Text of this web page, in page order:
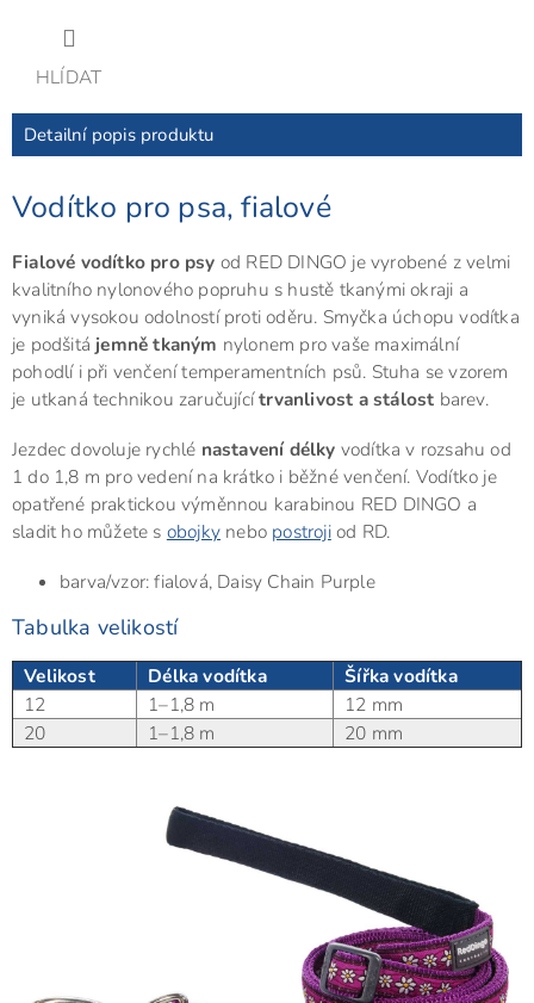
HLÍDAT
Detailní popis produktu
Vodítko pro psa, fialové
Fialové vodítko pro psy od RED DINGO je vyrobené z velmi
kvalitního nylonového popruhu s hustě tkanými okraji a
vyniká vysokou odolností proti oděru. Smyčka úchopu vodítka
je podšitá jemně tkaným nylonem pro vaše maximální
pohodlí i při venčení temperamentních psů. Stuha se vzorem
je utkaná technikou zaručujícítrvanlivost a stálost barev.
Jezdec dovoluje rychlé nastavení délky vodítka v rozsahu od
1 do 1,8 m pro vedení na krátko i běžné venčení. Vodítko je
opatřené praktickou výměnnou karabinou RED DINGO a
sladit ho můžete s obojky nebo postrojiod RD.
barva/vzor: fialová, Daisy Chain Purple
Tabulka velikostí
Velikost Délka vodítka
Šířka vodítka
12
1–1,8 m
12 mm
20
1–1,8 m 20 mm